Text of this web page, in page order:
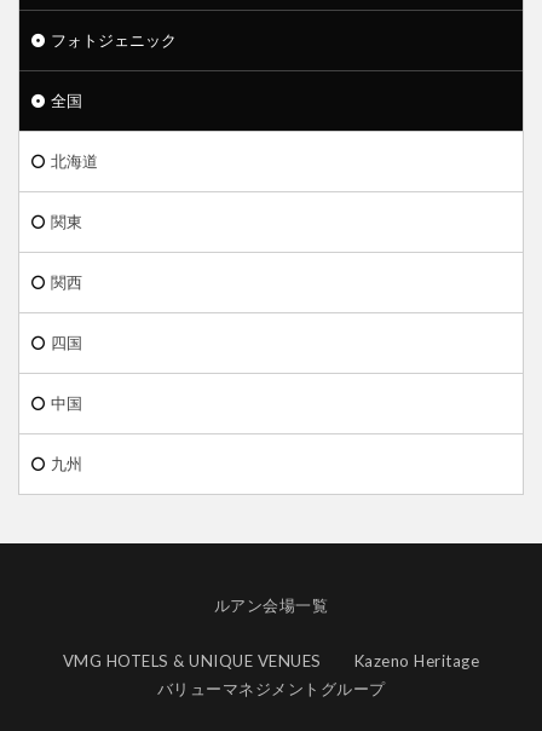
フォトジェニック
全国
北海道
関東
関西
四国
中国
九州
ルアン会場一覧
VMG HOTELS & UNIQUE VENUES
Kazeno Heritage
バリューマネジメントグループ